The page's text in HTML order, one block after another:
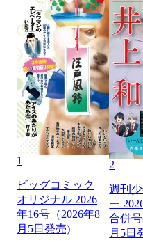
1
ビッグコミック
オリジナル 2026
年16号（2026年8
月5日発売)
2
週刊
ー
合併
月5日